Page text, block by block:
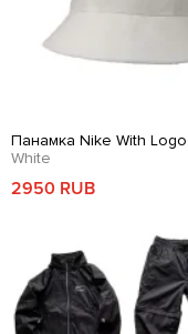
Панамка Nike With
White
2950 RUB